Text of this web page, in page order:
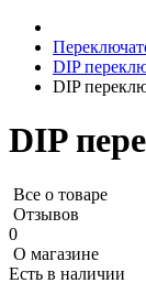
DIP
DIP
DIP
Все о товаре
Отзывов
0
О магазине
Есть в наличии